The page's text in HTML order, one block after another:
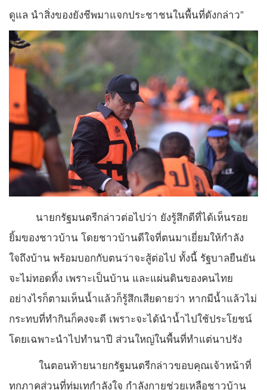
ดูแล นำสิ่งของยังชีพมาแจกประชาชนในพื้นที่ดังกล่าว”
นายกรัฐมนตรีกล่าวต่อไปว่า ยังรู้สึกดีที่ได้เห็นรอย
ยิ้มของชาวบ้าน โดยชาวบ้านดีใจที่ตนมาเยี่ยมให้กำลัง
ใจถึงบ้าน พร้อมบอกกับตนว่าจะสู้ต่อไป ทั้งนี้ รัฐบาลยืนยัน
จะไม่ทอดทิ้ง เพราะเป็นบ้าน และแผ่นดินของคนไทย
อย่างไรก็ตามเห็นน้ำแล้วก็รู้สึกเสียดายว่า หากมีน้ำแล้วไม่
กระทบที่ทำกินก็คงจะดี เพราะจะได้นำน้ำไปใช้ประโยชน์
โดยเฉพาะนำไปทำนาปี ส่วนใหญ่ในพื้นที่ทำแต่นาปรัง
ในตอนท้ายนายกรัฐมนตรีกล่าวขอบคุณเจ้าหน้าที่
ทุกภาคส่วนที่ทุ่มเทกำลังใจ กำลังกายช่วยเหลือชาวบ้าน